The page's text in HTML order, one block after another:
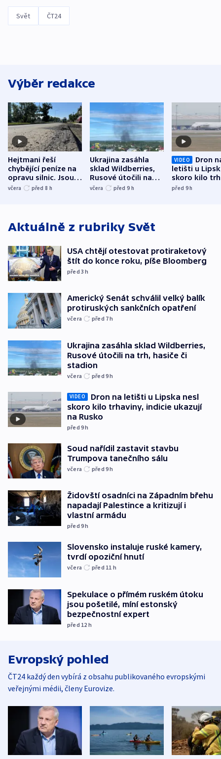
Svět ČT24
Výběr redakce
Hejtmani řeší
chybějící peníze na
opravu silnic. Jsou
nenárokové, namítá
včera před 8 h
Ukrajina zasáhla
sklad Wildberries,
Rusové útočili na
trh, hasiče či
včera před 9 h
VIDEO
Dron
letišti u
skoro kilo
indicie
před 9h
Aktuálně z rubriky Svět
USA chtějí otestovat protiraketový
štít do konce roku, píše Bloomberg
před 3h
Americký Senát schválil velký balík
protiruských sankčních opatření
včera před 7h
Ukrajina zasáhla sklad Wildberries,
Rusové útočili na trh, hasiče či
stadion
včera před 9h
VIDEO
Dron na letišti u Lipska nesl
skoro kilo trhaviny, indicie ukazují
na Rusko
před 9h
Soud nařídil zastavit stavbu
Trumpova tanečního sálu
včera před 9h
Židovští osadníci na Západním břehu
napadají Palestince a kritizují i
vlastní armádu
před 9h
Slovensko instaluje ruské kamery,
tvrdí opoziční hnutí
včera před 11 h
Spekulace o přímém ruském útoku
jsou pošetilé, míní estonský
bezpečnostní expert
před 12 h
Evropský pohled
ČT24 každý den vybírá z obsahu publikovaného evropskými
veřejnými médii, členy Eurovize.